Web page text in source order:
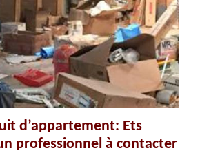
d’appartement: Ets
professionnel à contacter